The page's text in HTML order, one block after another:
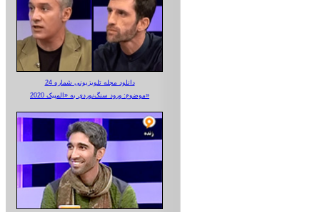
دانلود مجله تلویزیونی شماره 24
موضوع: ورود سنگ‌نوردی به «المپیک 2020»